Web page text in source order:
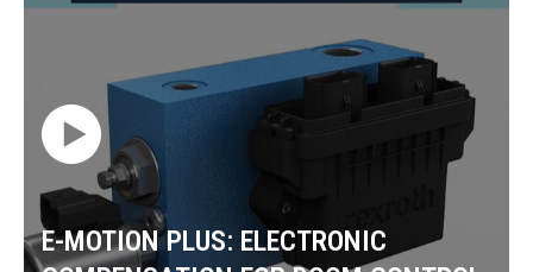
E-MOTION PLUS: ELECTRONIC